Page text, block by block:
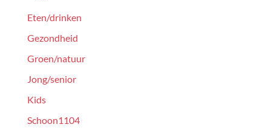
Eten/drinken
Gezondheid
Groen/natuur
Jong/senior
Kids
Schoon1104